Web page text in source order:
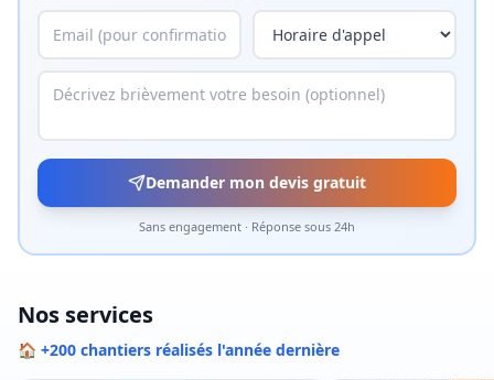
Demander mon devis gratuit
Sans engagement · Réponse sous 24h
Nos services
🏠 +200 chantiers réalisés l'année dernière